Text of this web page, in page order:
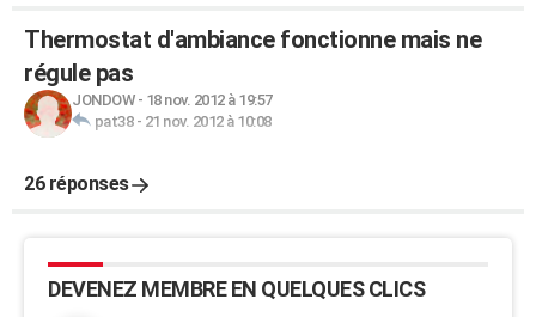
Thermostat d'ambiance fonctionne mais ne
régule pas
JONDOW- 18 nov. 2012 à 19:57
pat38- 21 nov. 2012 à 10:08
26 réponses
DEVENEZ MEMBRE EN QUELQUES CLICS